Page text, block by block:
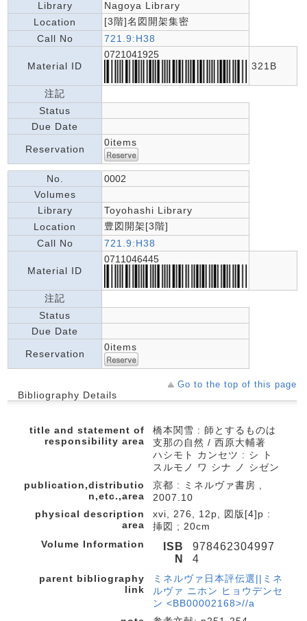
Library
Nagoya Library
Location
[3階]名図開架集密
Call No
721.9:H38
Material ID
0721041925
321B
注記
Status
Due Date
Reservation
0items
No.
0002
Volumes
Library
Toyohashi Library
Location
豊図開架[3階]
Call No
721.9:H38
Material ID
0711046445
注記
Status
Due Date
Reservation
0items
Go to the top of this page
Bibliography Details
title and statement of
responsibility area
橋本関雪 : 師とするものは
支那の自然 / 西原大輔著
ハシモト カンセツ : シ ト
スルモノ ワ シナ ノ シゼン
publication,distributio
n,etc.,area
京都 : ミネルヴァ書房 ,
2007.10
physical description
area
xvi, 276, 12p, 図版[4]p :
挿図 ; 20cm
Volume Information
ISB
N
978462304997
4
parent bibliography
link
ミネルヴァ日本評伝選||ミネ
ルヴァ ニホン ヒョウデンセ
ン <BB00002168>//a